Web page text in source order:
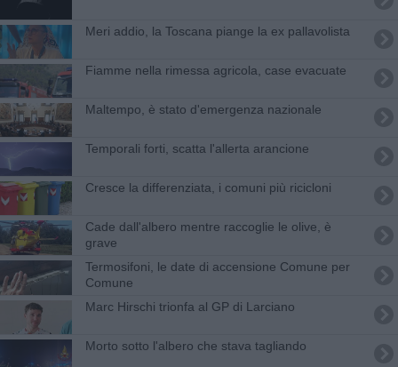
Meri addio, la Toscana piange la ex pallavolista
Fiamme nella rimessa agricola, case evacuate
Maltempo, è stato d'emergenza nazionale
Temporali forti, scatta l'allerta arancione
Cresce la differenziata, i comuni più ricicloni
Cade dall'albero mentre raccoglie le olive, è
grave
Termosifoni, le date di accensione Comune per
Comune
Marc Hirschi trionfa al GP di Larciano
Morto sotto l'albero che stava tagliando